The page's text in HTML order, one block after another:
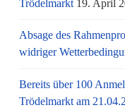
Trödelmarkt 19. April
Absage des
widriger
Bereits über 100
Trödelmarkt am